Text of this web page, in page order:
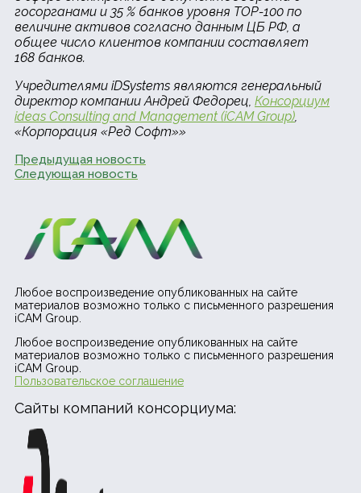
госорганами и 35 % банков уровня TOP-100 по
величине активов согласно данным ЦБ РФ, а
общее число клиентов компании составляет
168 банков.
Учредителями iDSystems являются генеральный
директор компании Андрей Федорец, Консорциум
ideas Consulting and Management (iCAM Group),
«Корпорация «Ред Софт»»
Предыдущая новость
Следующая новость
Любое воспроизведение опубликованных на сайте
материалов возможно только с письменного разрешения
iCAM Group.
Любое воспроизведение опубликованных на сайте
материалов возможно только с письменного разрешения
iCAM Group.
Пользовательское соглашение
Сайты компаний консорциума: